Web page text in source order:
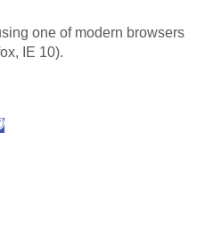
one of modern browsers
IE 10).